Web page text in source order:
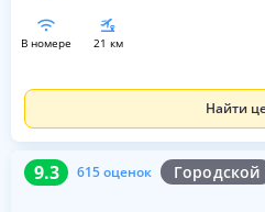
в номере 21 км
Найти
9.3 615 оценок Городской
9.3 615 оценок